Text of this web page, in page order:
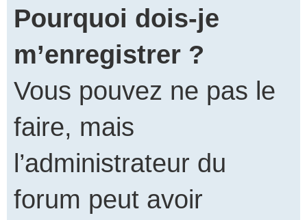
Pourquoi dois-je
m’enregistrer ?
Vous pouvez ne pas le
faire, mais
l’administrateur du
forum peut avoir